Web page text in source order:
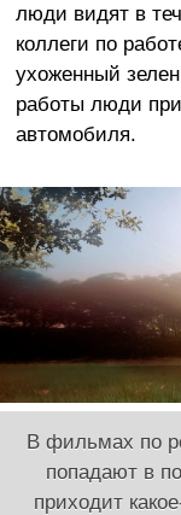
люди видят в
коллеги по
ухоженный
работы люди
автомобиля.
В фильмах по
попадают в
приходит